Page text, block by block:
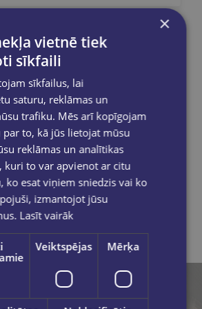
tīklos:
×
vietnē tiek
sīkfaili
sīkfailus, lai
saturu, reklāmas un
trafiku. Mēs arī kopīgojam
to, kā jūs lietojat mūsu
reklāmas un analītikas
kuri to var apvienot ar citu
ko esat viņiem sniedzis vai ko
izmantojot jūsu
Lasīt vairāk
Veiktspējas Mērķa